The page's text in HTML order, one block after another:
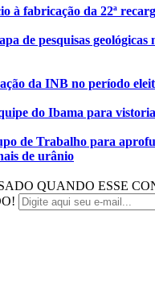
à fabricação da 22ª
de pesquisas geológicas
da INB no período
do Ibama para
de Trabalho para
de urânio
QUANDO ESSE